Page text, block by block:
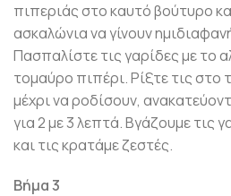
πιπεριάς στο καυτό βούτυρο
ασκαλώνια να γίνουν
Πασπαλίστε τις γαρίδες με το
τομαύρο πιπέρι. Ρίξτε τις στο
μέχρι να ροδίσουν,
για 2 με 3 λεπτά. Βγάζουμε τις
και τις κρατάμε ζεστές.
Βήμα 3